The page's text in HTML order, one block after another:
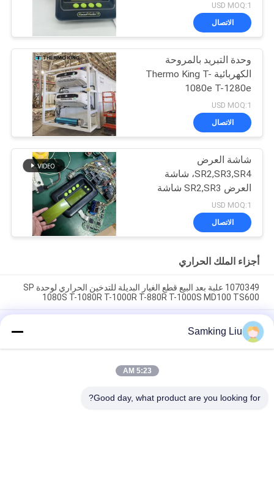
SR4
USD MOQ:1
الاتصال
وحدة التبريد بالمروحة
الكهربائية Thermo King T-
1080e T-1280e
USD MOQ:1
الاتصال
شاشة العرض
SR2,SR3,SR4، شاشة
العرض SR2,SR3 شاشة
العرض CA-8452372
شاشة LCD من نوع العرض
الأخضر لـ THERMO KING
الغيار بعد البيع
USD MOQ:1
الاتصال
أجزاء الملك الحراري
1070349 علبة بعد البيع قطع الغيار البديلة للتدخين الحراري لوحدة SP
1080S T-1080R T-1000R T-880R T-1000S MD100 TS600
الوحدة T-1080S T-1080R T-1000R T-880R T-1000S MD100
TS600
Samking Liu
5:23 AM
Good day, what product are you looking for?